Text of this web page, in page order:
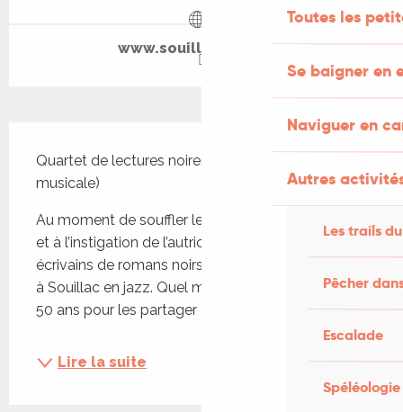
Toutes les
Se baigner en
Naviguer en
Autres
Les trails
Pêcher
Escalade
Spéléologie
www.souillacenjazz.fr
Quartet de lectures noires et bleues (lecture
musicale)
Au moment de souffler les 30 bougies du festival
et à l’instigation de l’autrice Stéphanie Benson, huit
écrivains de romans noirs ont offert une nouvelle
à Souillac en jazz. Quel meilleur moment que ces
50 ans pour les partager avec le public...
Lire la suite